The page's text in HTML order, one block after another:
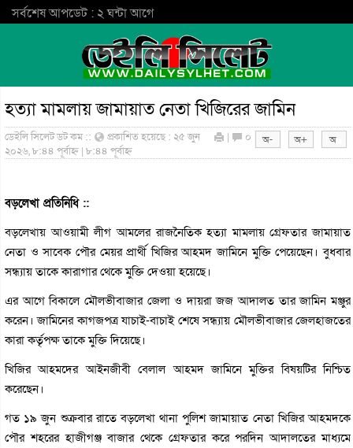
সর্বশেষ আপডেট : ২ ঘন্টা আগে
হত্যা মামলায় জামায়াত নেতা খিজিরের জামিন
ডেইলি সিলেট ডট কম ::
প্রকাশিত হয়েছে : ২৫ জুন
২০২৬, ৮:৪৪ পূর্বাহ্ন | ৮:৪৪ পূর্বাহ্ন
| ০
বড়লেখা প্রতিনিধি ::
বড়লেখায় আওয়ামী লীগ আমলের রাজনৈতিক হত্যা মামলায় গ্রেফতার জামায়াত
নেতা ও সাবেক পৌর মেয়র প্রার্থী খিজির আহমদ জামিনে মুক্তি পেয়েছেন। বুধবার
সন্ধ্যায় তাকে কারাগার থেকে মুক্তি দেওয়া হয়েছে।
এর আগে বিকালে মৌলভীবাজার জেলা ও দায়রা জজ আদালত তার জামিন মঞ্জুর
করেন। জামিনের কাগজপত্র যাচাই-বাচাই শেষে সন্ধ্যায় মৌলভীবাজার জেলহাজতের
কারা কর্তৃপক্ষ তাকে মুক্তি দিয়েছে।
খিজির আহমদের আইনজীবী বেলাল আহমদ জামিনে মুক্তির বিষয়টির নিশ্চিত
করেছেন।
গত ১৯ জুন শুক্রবার রাতে বড়লেখা থানা পুলিশ জামায়াত নেতা খিজির আহমদকে
পৌর শহরের হাজীগঞ্জ বাজার থেকে গ্রেফতার করে পরদিন আদালতের মাধ্যমে